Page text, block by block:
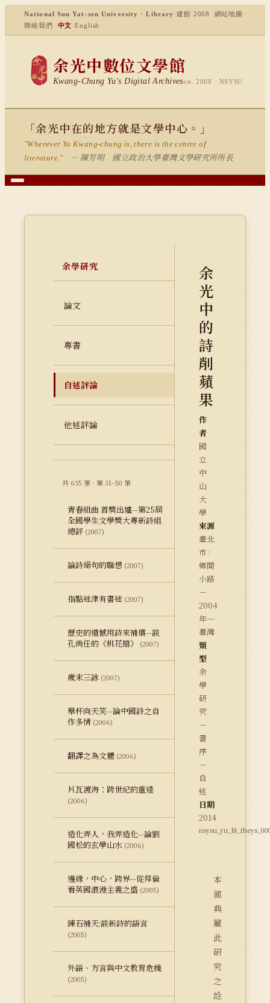
National Sun Yat-sen University · Library ·建館 2008 網站地圖 ·
聯絡我們
中文·English
余光中數位文學館
Kwang-Chung Yu's Digital Archivesest. 2008 · NSYSU
「余光中在的地方就是文學中心。」
"Wherever Yu Kwang-chung is, there is the centre of
literature."
— 陳芳明 國立政治大學臺灣文學研究所所長
余學研究
論文
專書
自述評論
他述評論
共 635 筆 · 第 31–50 筆
青春組曲 首獎出爐--第25屆
全國學生文學獎大專新詩組
總評 (2007)
論詩絕句的聯想 (2007)
指點迷津有書迷 (2007)
歷史的遺憾用詩來補償--談
孔尚任的《桃花扇》
(2007)
歲末三詠 (2007)
舉杯向天笑--論中國詩之自
作多情 (2006)
翻譯之為文體 (2006)
片瓦渡海：跨世紀的重逢
(2006)
造化弄人，我弄造化--論劉
國松的玄學山水 (2006)
邊緣，中心，跨界--從拜倫
看英國浪漫主義之盛 (2005)
鍊石補天:談新詩的語言
(2005)
外語、方言與中文教育危機
(2005)
余
光
中
的
詩
削
蘋
果
作
者
國
立
中
山
大
學
來源
臺北
市 :
鄉間
小路
－
2004
年─
臺灣
類
型
余
學
研
究
－
書
序
－
自
述
日期
2014
本
館
典
藏
此
研
究
之
詮